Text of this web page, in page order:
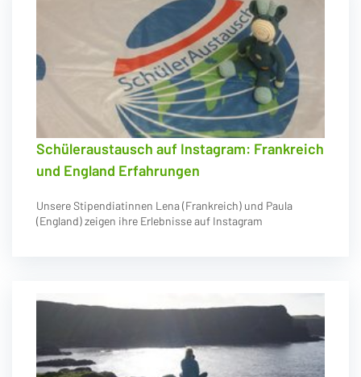
Schüleraustausch auf Instagram: Frankreich
und England Erfahrungen
Unsere Stipendiatinnen Lena (Frankreich) und Paula
(England) zeigen ihre Erlebnisse auf Instagram